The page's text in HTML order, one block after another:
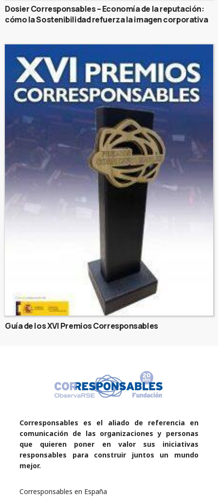
Dosier Corresponsables – Economía de la reputación:
cómo la Sostenibilidad refuerza la imagen corporativa
Guía de los XVI Premios Corresponsables
Corresponsables es el aliado de referencia en
comunicación de las organizaciones y personas
que quieren poner en valor sus iniciativas
responsables para construir juntos un mundo
mejor.
Corresponsables en España